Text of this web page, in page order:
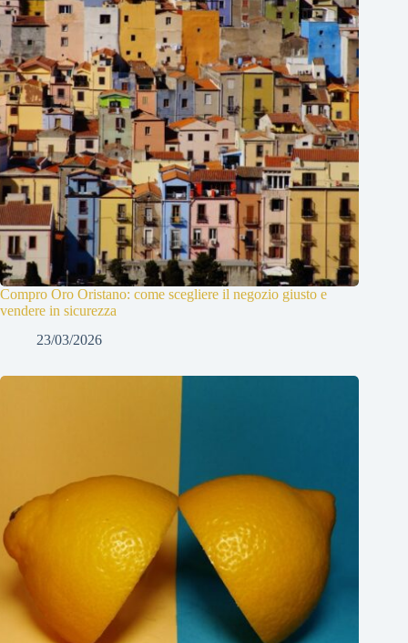
Compro Oro Oristano: come scegliere il negozio giusto e
vendere in sicurezza
23/03/2026